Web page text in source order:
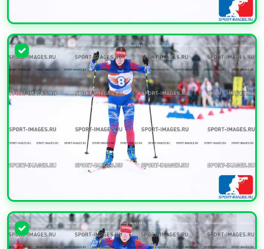
УВЕЛИЧИТЬ
УВЕЛИЧИТЬ